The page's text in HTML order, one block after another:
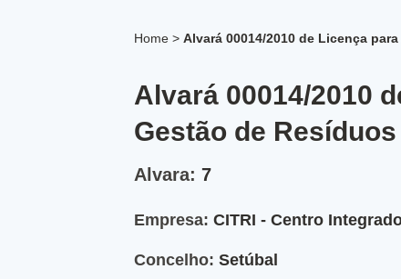
Home > Alvará 00014/2010 de Licença
Alvará 00014/2010
Gestão de Resíduos
Alvara: 7
Empresa: CITRI - Centro
Concelho: Setúbal